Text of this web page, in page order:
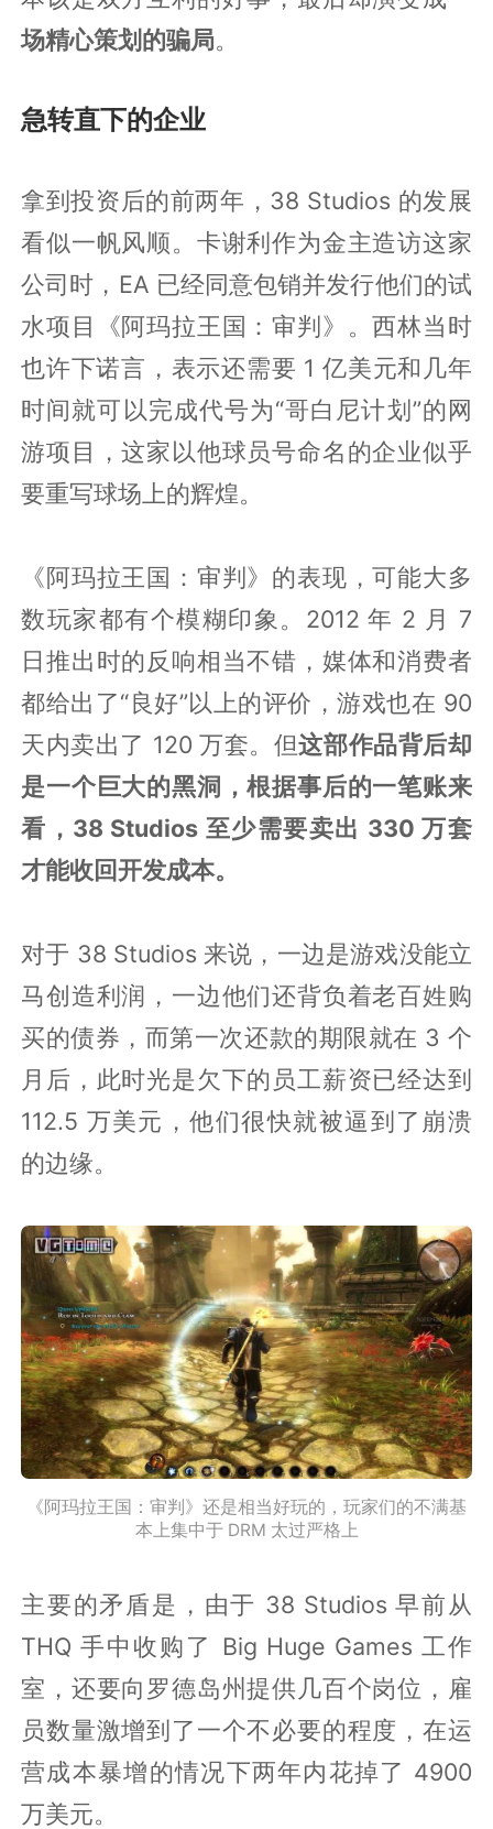
场精心策划的骗局。
急转直下的企业
拿到投资后的前两年，38 Studios 的发展
看似一帆风顺。卡谢利作为金主造访这家
公司时，EA 已经同意包销并发行他们的试
水项目《阿玛拉王国：审判》。西林当时
也许下诺言，表示还需要 1 亿美元和几年
时间就可以完成代号为“哥白尼计划”的网
游项目，这家以他球员号命名的企业似乎
要重写球场上的辉煌。
《阿玛拉王国：审判》的表现，可能大多
数玩家都有个模糊印象。2012 年 2 月 7
日推出时的反响相当不错，媒体和消费者
都给出了“良好”以上的评价，游戏也在 90
天内卖出了 120 万套。但这部作品背后却
是一个巨大的黑洞，根据事后的一笔账来
看，38 Studios 至少需要卖出 330 万套
才能收回开发成本。
对于 38 Studios 来说，一边是游戏没能立
马创造利润，一边他们还背负着老百姓购
买的债券，而第一次还款的期限就在 3 个
月后，此时光是欠下的员工薪资已经达到
112.5 万美元，他们很快就被逼到了崩溃
的边缘。
《阿玛拉王国：审判》还是相当好玩的，玩家们的不满基
本上集中于 DRM 太过严格上
主要的矛盾是，由于 38 Studios 早前从
THQ 手中收购了 Big Huge Games 工作
室，还要向罗德岛州提供几百个岗位，雇
员数量激增到了一个不必要的程度，在运
营成本暴增的情况下两年内花掉了 4900
万美元。